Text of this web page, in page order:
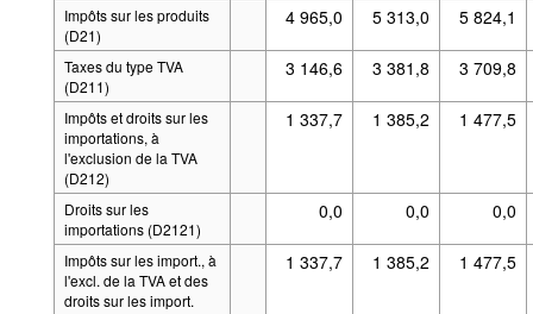
Impôts sur les produits
(D21)
4 965,0 5 313,0 5 824,1
Taxes du type TVA
(D211)
3 146,6 3 381,8 3 709,8
Impôts et droits sur les
importations, à
l'exclusion de la TVA
(D212)
1 337,7 1 385,2 1 477,5
Droits sur les
importations (D2121)
0,0 0,0 0,0
Impôts sur les import., à
l'excl. de la TVA et des
droits sur les import.
1 337,7 1 385,2 1 477,5